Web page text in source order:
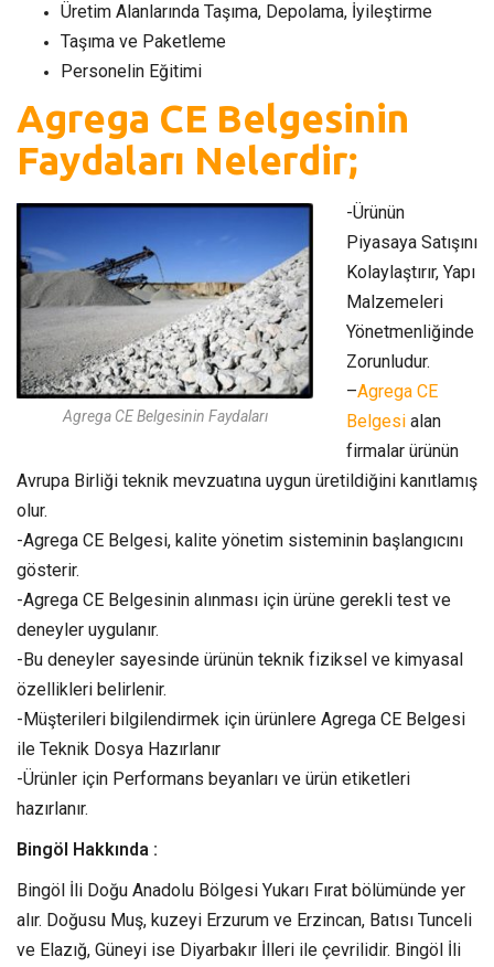
Üretim Alanlarında Taşıma, Depolama, İyileştirme
Taşıma ve Paketleme
Personelin Eğitimi
Agrega CE Belgesinin
Faydaları Nelerdir;
Agrega CE Belgesinin Faydaları
-Ürünün
Piyasaya Satışını
Kolaylaştırır, Yapı
Malzemeleri
Yönetmenliğinde
Zorunludur.
–Agrega CE
Belgesi alan
firmalar ürünün
Avrupa Birliği teknik mevzuatına uygun üretildiğini kanıtlamış
olur.
-Agrega CE Belgesi, kalite yönetim sisteminin başlangıcını
gösterir.
-Agrega CE Belgesinin alınması için ürüne gerekli test ve
deneyler uygulanır.
-Bu deneyler sayesinde ürünün teknik fiziksel ve kimyasal
özellikleri belirlenir.
-Müşterileri bilgilendirmek için ürünlere Agrega CE Belgesi
ile Teknik Dosya Hazırlanır
-Ürünler için Performans beyanları ve ürün etiketleri
hazırlanır.
Bingöl Hakkında :
Bingöl İli Doğu Anadolu Bölgesi Yukarı Fırat bölümünde yer
alır. Doğusu Muş, kuzeyi Erzurum ve Erzincan, Batısı Tunceli
ve Elazığ, Güneyi ise Diyarbakır İlleri ile çevrilidir. Bingöl İli